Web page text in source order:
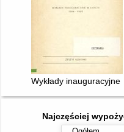
Wykłady inauguracyjne
Najczęściej